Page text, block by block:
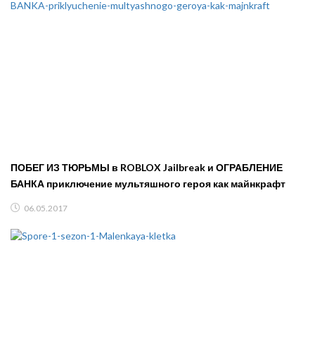
ПОБЕГ ИЗ ТЮРЬМЫ в ROBLOX Jailbreak и ОГРАБЛЕНИЕ
БАНКА приключение мультяшного героя как майнкрафт
06.05.2017